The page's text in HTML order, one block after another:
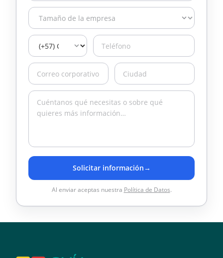
Solicitar información→
Al enviar aceptas nuestra Política de Datos.